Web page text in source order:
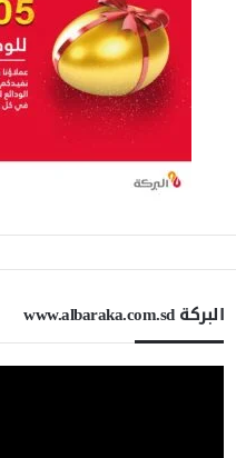
البركة www.albaraka.com.sd